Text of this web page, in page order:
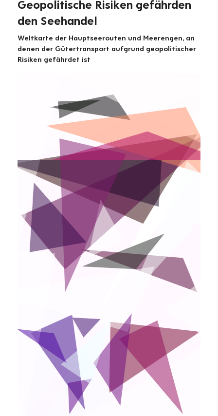
Geopolitische Risiken gefährden
den Seehandel
Weltkarte der Hauptseerouten und Meerengen, an
denen der Gütertransport aufgrund geopolitischer
Risiken gefährdet ist